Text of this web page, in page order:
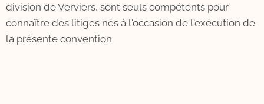
division de Verviers, sont seuls compétents pour
connaître des litiges nés à l'occasion de l'exécution de
la présente convention.